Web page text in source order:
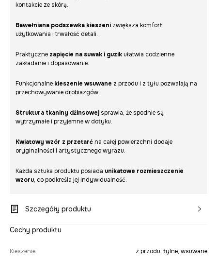
kontakcie ze skórą.
Bawełniana podszewka kieszeni zwiększa komfort
użytkowania i trwałość detali.
Praktyczne zapięcie na suwak i guzik ułatwia codzienne
zakładanie i dopasowanie.
Funkcjonalne kieszenie wsuwane z przodu i z tyłu pozwalają na
przechowywanie drobiazgów.
Struktura tkaniny dżinsowej sprawia, że spodnie są
wytrzymałe i przyjemne w dotyku.
Kwiatowy wzór z przetarć na całej powierzchni dodaje
oryginalności i artystycznego wyrazu.
Każda sztuka produktu posiada unikatowe rozmieszczenie
wzoru, co podkreśla jej indywidualność.
Szczegóły produktu
Cechy produktu
Kieszenie z przodu, tylne, wsuwane